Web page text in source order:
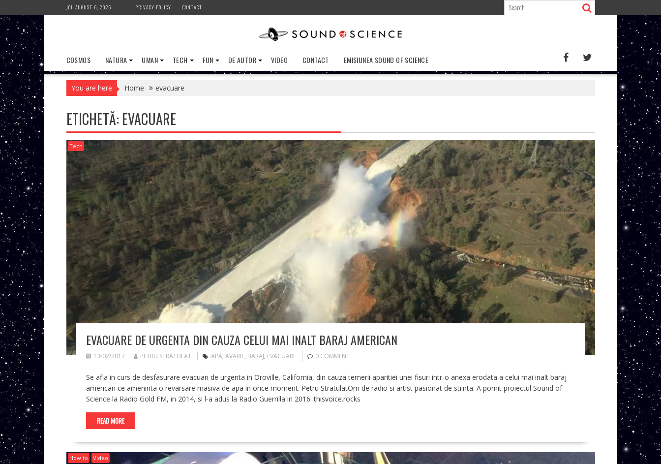
to
content
JOI, AUGUST 6, 2026 PRIVACY POLICY CONTACT
COSMOS NATURA UMAN TECH FUN DE AUTOR VIDEO CONTACT EMISIUNEA SOUND OF SCIENCE
You are here Home evacuare
ETICHETĂ: EVACUARE
Tech
EVACUARE DE URGENTA DIN CAUZA CELUI MAI INALT BARAJ AMERICAN
13/02/2017 PETRU STRATULAT APA, AVARIE, BARAJ, EVACUARE 0 COMMENT
Se afla in curs de desfasurare evacuari de urgenta in Oroville, California, din cauza temerii aparitiei unei fisuri intr-o anexa erodata a celui mai inalt baraj
american ce ameninta o revarsare masiva de apa in orice moment. Petru StratulatOm de radio si artist pasionat de stiinta. A pornit proiectul Sound of
Science la Radio Gold FM, in 2014, si l-a adus la Radio Guerrilla in 2016. thisvoice.rocks
READ MORE
How to Video